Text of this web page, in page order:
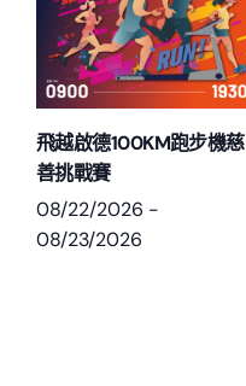
飛越啟德100KM跑步機慈
善挑戰賽
08/22/2026 -
08/23/2026